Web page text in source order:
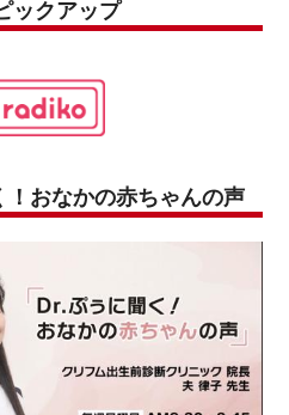
ックアップ
！おなかの赤ちゃんの声